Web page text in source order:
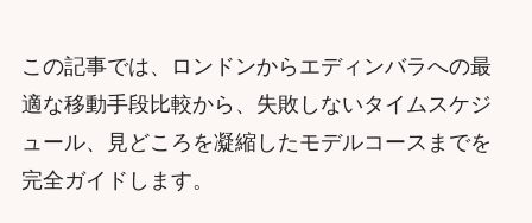
この記事では、ロンドンからエディンバラへの最
適な移動手段比較から、失敗しないタイムスケジ
ュール、見どころを凝縮したモデルコースまでを
完全ガイドします。